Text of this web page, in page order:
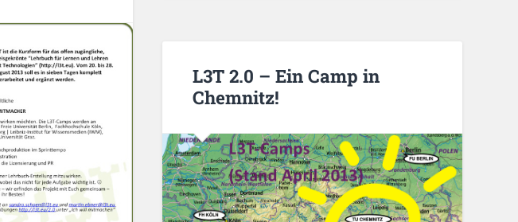
L3T 2.0 – Ein Camp in
Chemnitz!